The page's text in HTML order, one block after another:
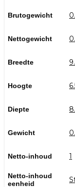
Brutogewicht
Nettogewicht
Breedte
Hoogte
Diepte
Gewicht
Netto-inhoud 1
Netto-inhoud
eenheid